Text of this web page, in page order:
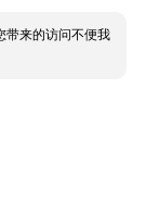
带来的访问不便我